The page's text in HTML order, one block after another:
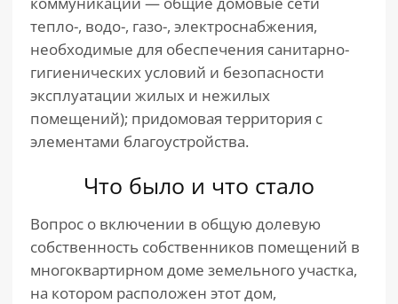
тепло-, водо-, газо-, электроснабжения,
необходимые для обеспечения санитарно-
гигиенических условий и безопасности
эксплуатации жилых и нежилых
помещений); придомовая территория с
элементами благоустройства.
Что было и что стало
Вопрос о включении в общую долевую
собственность собственников помещений в
многоквартирном доме земельного участка,
на котором расположен этот дом,